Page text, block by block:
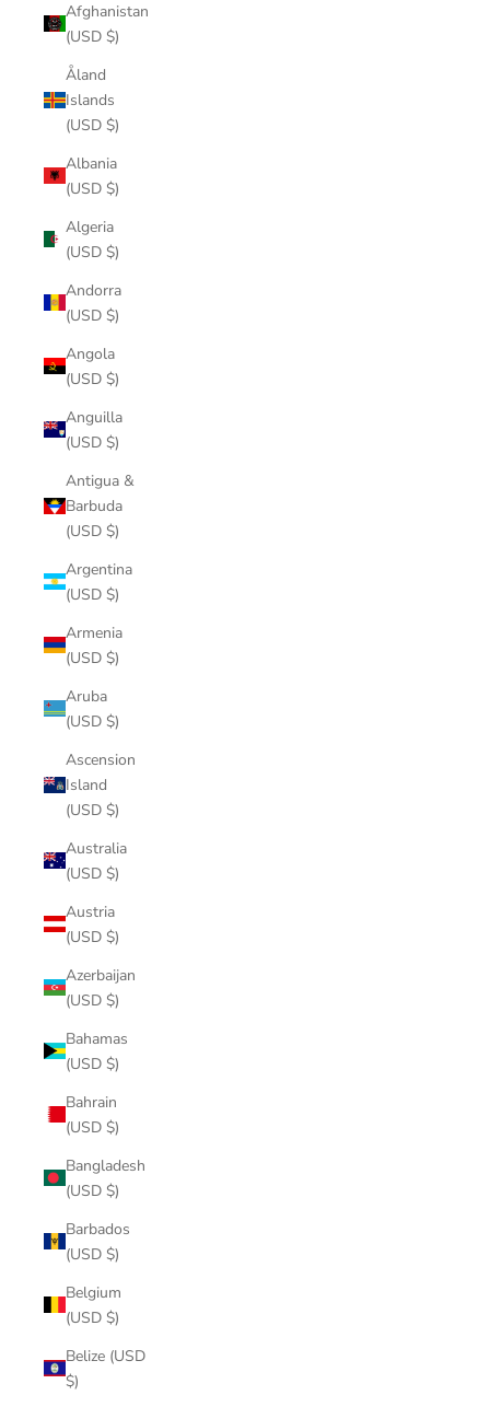
Afghanistan
(USD $)
Åland
Islands
(USD $)
Albania
(USD $)
Algeria
(USD $)
Andorra
(USD $)
Angola
(USD $)
Anguilla
(USD $)
Antigua &
Barbuda
(USD $)
Argentina
(USD $)
Armenia
(USD $)
Aruba
(USD $)
Ascension
Island
(USD $)
Australia
(USD $)
Austria
(USD $)
Azerbaijan
(USD $)
Bahamas
(USD $)
Bahrain
(USD $)
Bangladesh
(USD $)
Barbados
(USD $)
Belgium
(USD $)
Belize (USD
$)